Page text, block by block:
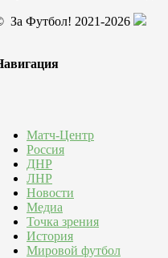
За Футбол! 2021-2026
Матч-Центр
Россия
ДНР
ЛНР
Новости
Медиа
Точка зрения
История
Мировой футбол